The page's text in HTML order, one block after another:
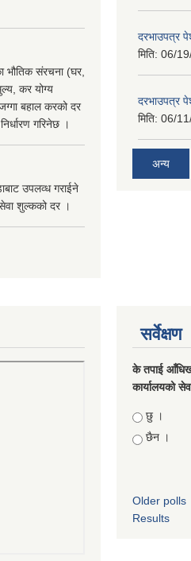
भौतिक संरचना (घर,
कर योग्य
बहाल करको दर
गरिनेछ ।
उपलव्ध गराईने
शुल्कको दर ।
दरभाउपत्र
मिति: 06/
दरभाउपत्र
मिति: 06/
अन्य
सर्वेक्षण
के तपाई
कार्यालयको
Choices
छु ।
छैन ।
Older polls
Results